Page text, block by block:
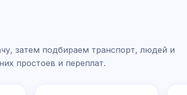
затем подбираем транспорт, людей и
простоев и переплат.